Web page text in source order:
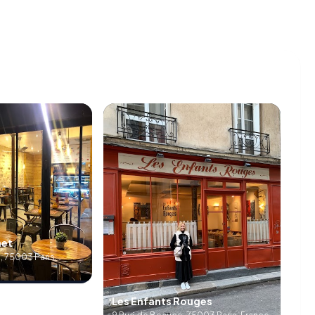
75003 Paris,
Les Enfants Rouges